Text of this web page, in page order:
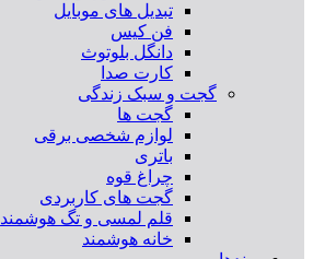
تبدیل های موبایل
فن کیس
دانگل بلوتوث
کارت صدا
گجت و سبک زندگی
گجت ها
لوازم شخصی برقی
باتری
چراغ قوه
گجت های کاربردی
قلم لمسی و تگ هوشمند
خانه هوشمند